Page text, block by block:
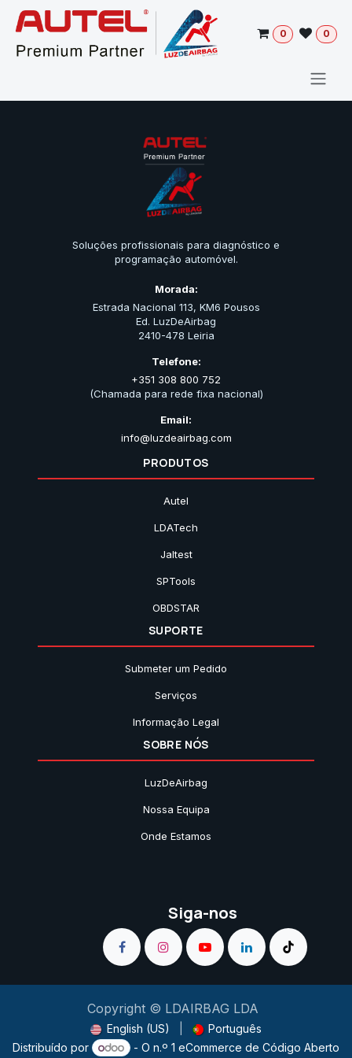
Pular para o conteúdo
0 0
Soluções profissionais para diagnóstico e
programação automóvel.
Morada:
Estrada Nacional 113, KM6 Pousos
Ed. LuzDeAirbag
2410-478 Leiria
Telefone:
+351 308 800 752
(Chamada para rede fixa nacional)
Email:
info@luzdeairbag.com
PRODUTOS
Autel
LDATech
Jaltest
SPTools
OBDSTAR
SUPORTE
Submeter um Pedido
Serviços
Informação Legal
SOBRE NÓS
LuzDeAirbag
Nossa Equipa
Onde Estamos
Siga-nos
Copyright © LDAIRBAG LDA
English (US)
Português
Distribuído por
- O n.º 1 eCommerce de Código Aberto